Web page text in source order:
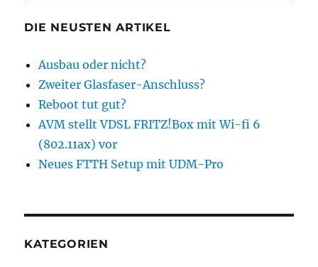
DIE NEUSTEN ARTIKEL
Ausbau oder nicht?
Zweiter Glasfaser-Anschluss?
Reboot tut gut?
AVM stellt VDSL FRITZ!Box mit Wi-fi 6
(802.11ax) vor
Neues FTTH Setup mit UDM-Pro
KATEGORIEN